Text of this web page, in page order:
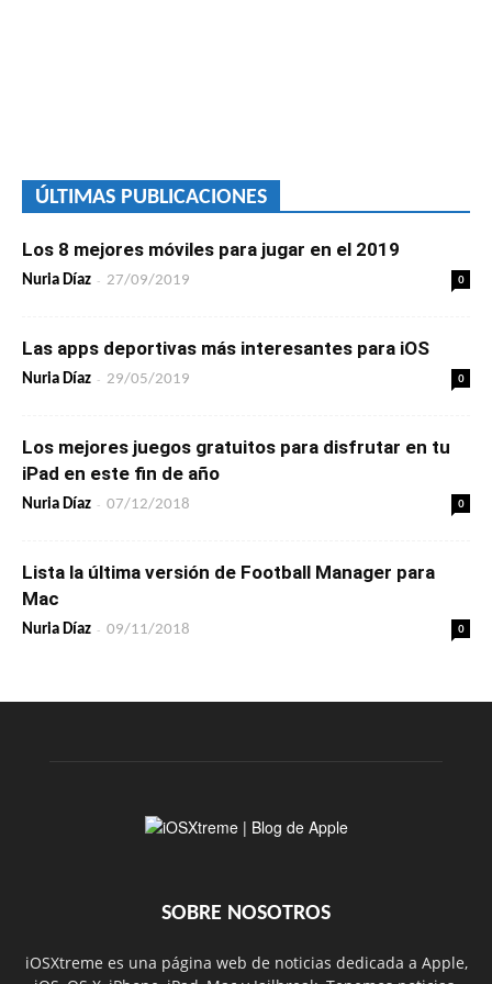
ÚLTIMAS PUBLICACIONES
Los 8 mejores móviles para jugar en el 2019
Nuria Díaz - 27/09/2019 0
Las apps deportivas más interesantes para iOS
Nuria Díaz - 29/05/2019 0
Los mejores juegos gratuitos para disfrutar en tu
iPad en este fin de año
Nuria Díaz - 07/12/2018 0
Lista la última versión de Football Manager para
Mac
Nuria Díaz - 09/11/2018 0
SOBRE NOSOTROS
iOSXtreme es una página web de noticias dedicada a Apple,